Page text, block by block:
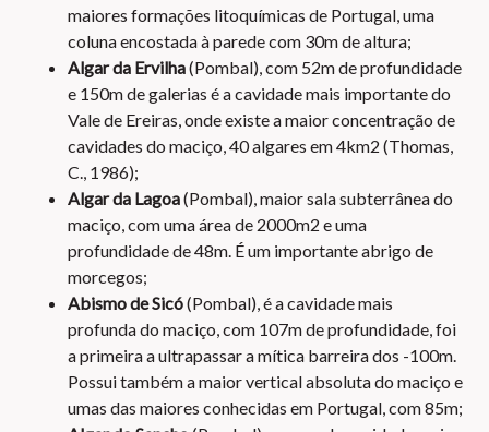
maiores formações litoquímicas de Portugal, uma
coluna encostada à parede com 30m de altura;
Algar da Ervilha(Pombal), com 52m de profundidade
e 150m de galerias é a cavidade mais importante do
Vale de Ereiras, onde existe a maior concentração de
cavidades do maciço, 40 algares em 4km2 (Thomas,
C., 1986);
Algar da Lagoa(Pombal), maior sala subterrânea do
maciço, com uma área de 2000m2 e uma
profundidade de 48m. É um importante abrigo de
morcegos;
Abismo de Sicó(Pombal), é a cavidade mais
profunda do maciço, com 107m de profundidade, foi
a primeira a ultrapassar a mítica barreira dos -100m.
Possui também a maior vertical absoluta do maciço e
umas das maiores conhecidas em Portugal, com 85m;